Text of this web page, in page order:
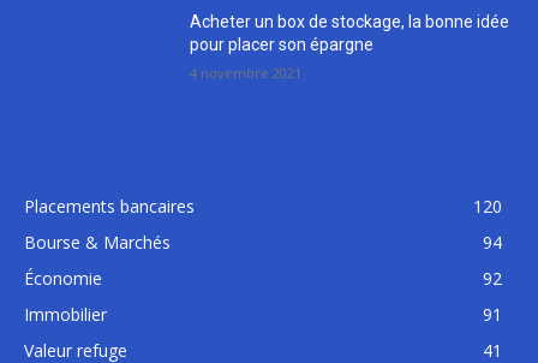
Acheter un box de stockage, la bonne idée
pour placer son épargne
4 novembre 2021
Placements bancaires
120
Bourse & Marchés
94
Économie
92
Immobilier
91
Valeur refuge
41